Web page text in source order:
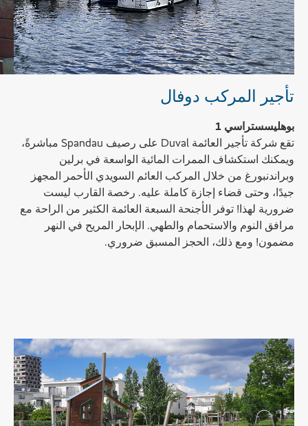
تأجير المركب دوفال
بوهليسستراسي 1
تقع شركة تأجير العائمة Duval على رصيف Spandau مباشرةً،
ويمكنك استكشاف الممرات المائية الواسعة في برلين
وبراندنبورغ من خلال المركب العائم السويدي الأحمر المجهز
جيدًا، وحتى قضاء إجازة كاملة عليه. رخصة القارب ليست
ضرورية لهذا! توفر الأجنحة السبعة العائمة الكثير من الراحة مع
مرافق النوم والاستحمام والطهي. الإبحار المريح في النهر
مضمون! ومع ذلك، الحجز المسبق ضروري.